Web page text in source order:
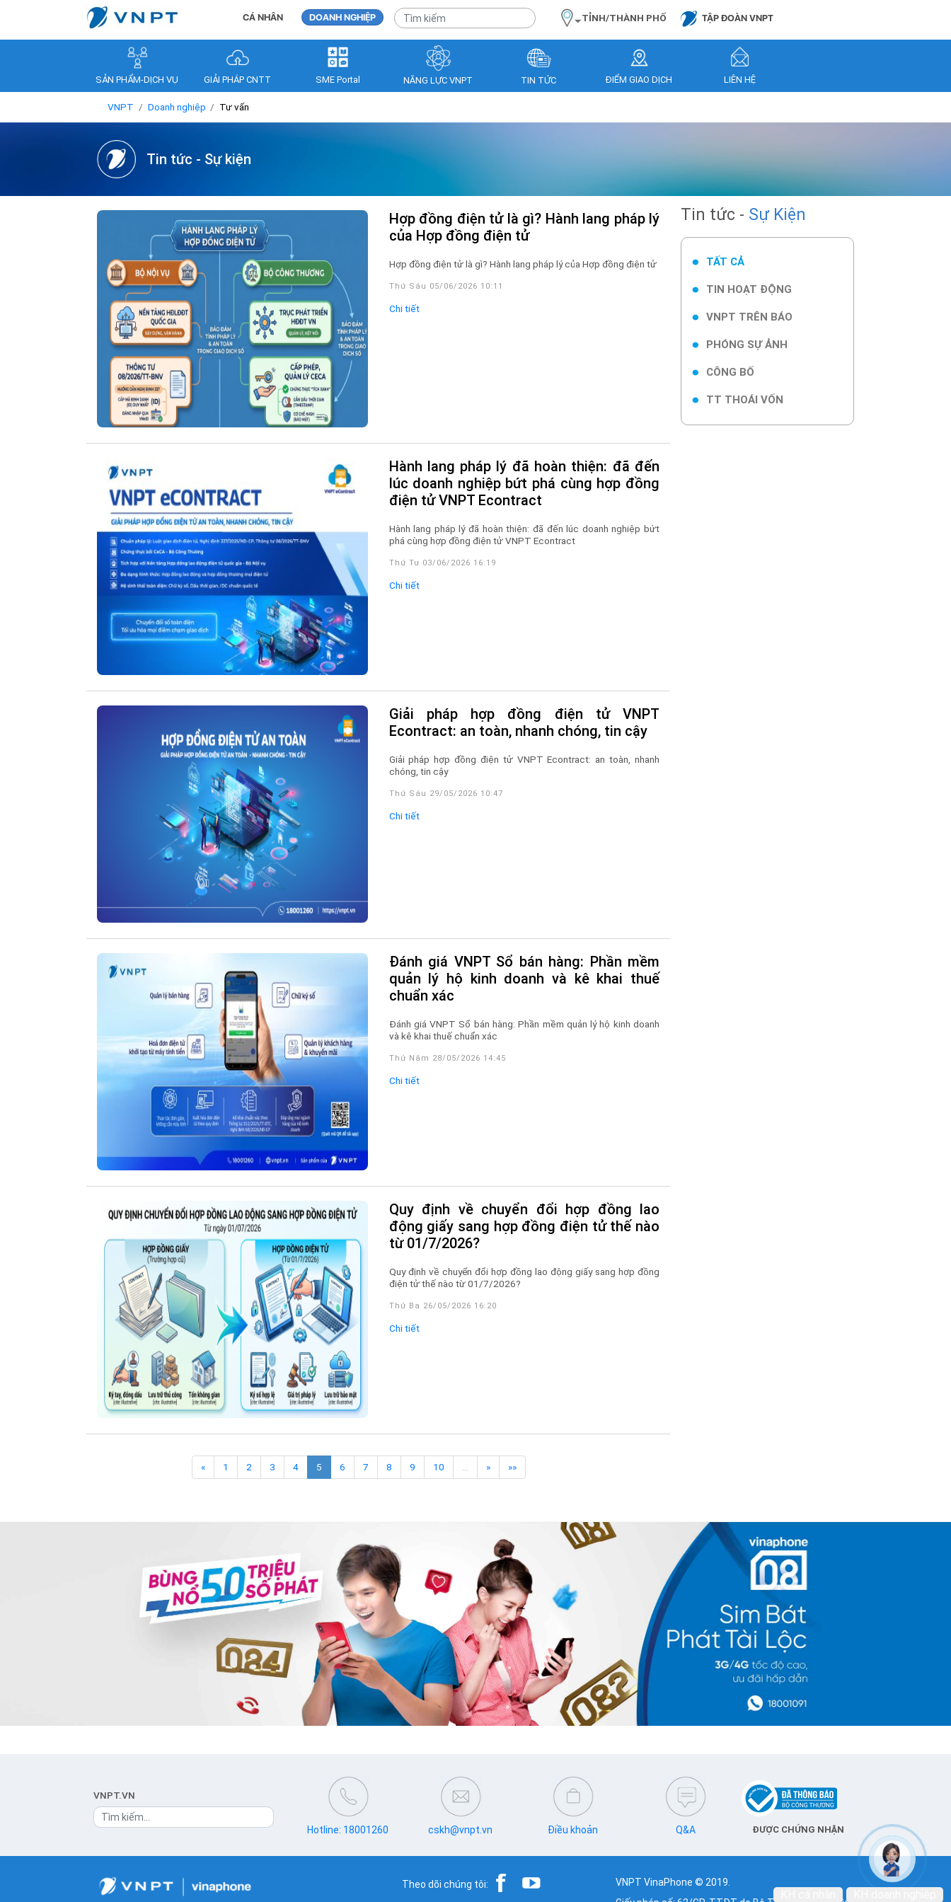
CÁ NHÂN DOANH NGHIỆP TỈNH/THÀNH PHỐ TẬP ĐOÀN VNPT
SẢN PHẨM-DỊCH VỤ GIẢI PHÁP CNTT SME Portal NĂNG LỰC VNPT TIN TỨC ĐIỂM GIAO DỊCH LIÊN HỆ
VNPT Doanh nghiệp Tư vấn
Tin tức - Sự kiện
Hợp đồng điện tử là gì? Hành lang pháp lý
của Hợp đồng điện tử
Hợp đồng điện tử là gì? Hành lang pháp lý của Hợp đồng điện tử
Thứ Sáu 05/06/2026 10:11
Chi tiết
Hành lang pháp lý đã hoàn thiện: đã đến
lúc doanh nghiệp bứt phá cùng hợp đồng
điện tử VNPT Econtract
Hành lang pháp lý đã hoàn thiện: đã đến lúc doanh nghiệp bứt
phá cùng hợp đồng điện tử VNPT Econtract
Thứ Tư 03/06/2026 16:19
Chi tiết
Giải pháp hợp đồng điện tử VNPT
Econtract: an toàn, nhanh chóng, tin cậy
Giải pháp hợp đồng điện tử VNPT Econtract: an toàn, nhanh
chóng, tin cậy
Thứ Sáu 29/05/2026 10:47
Chi tiết
Đánh giá VNPT Sổ bán hàng: Phần mềm
quản lý hộ kinh doanh và kê khai thuế
chuẩn xác
Đánh giá VNPT Sổ bán hàng: Phần mềm quản lý hộ kinh doanh
và kê khai thuế chuẩn xác
Thứ Năm 28/05/2026 14:45
Chi tiết
Quy định về chuyển đổi hợp đồng lao
động giấy sang hợp đồng điện tử thế nào
từ 01/7/2026?
Quy định về chuyển đổi hợp đồng lao động giấy sang hợp đồng
điện tử thế nào từ 01/7/2026?
Thứ Ba 26/05/2026 16:20
Chi tiết
« 1 2 3 4 5 6 7 8 9 10 … » »»
Tin tức - Sự Kiện
TẤT CẢ
TIN HOẠT ĐỘNG
VNPT TRÊN BÁO
PHÓNG SỰ ẢNH
CÔNG BỐ
TT THOÁI VỐN
VNPT.VN
Hotline: 18001260 cskh@vnpt.vn Điều khoản Q&A ĐƯỢC CHỨNG NHẬN
Theo dõi chúng tôi:
VNPT VinaPhone © 2019.